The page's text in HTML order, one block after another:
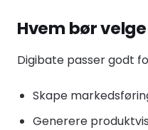
Hvem bør
Digibate passer godt
Skape
Generere